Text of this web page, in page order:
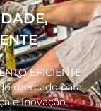
EFICIENTE
mercado para
e inovação.